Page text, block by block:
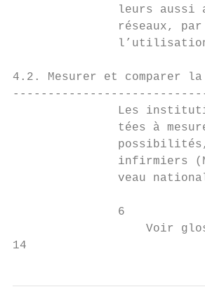
leurs aussi
réseaux,
4.2. Mesurer et comparer
Les
tées à
infirmiers
veau
               6
Voir
14